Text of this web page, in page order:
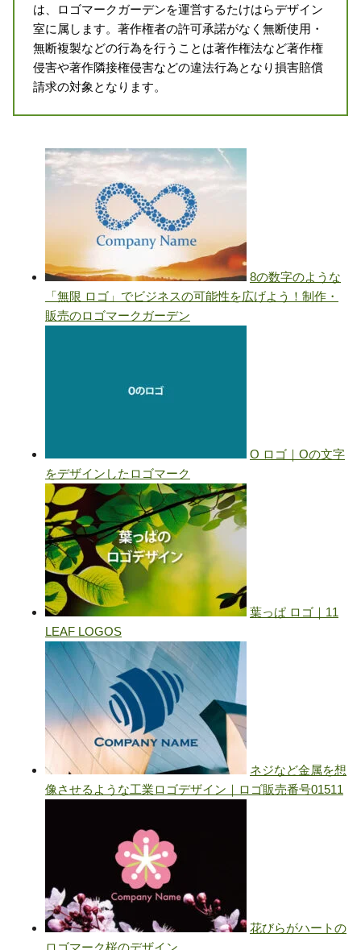
は、ロゴマークガーデンを運営するたけはらデザイン
室に属します。著作権者の許可承諾がなく無断使用・
無断複製などの行為を行うことは著作権法など著作権
侵害や著作隣接権侵害などの違法行為となり損害賠償
請求の対象となります。